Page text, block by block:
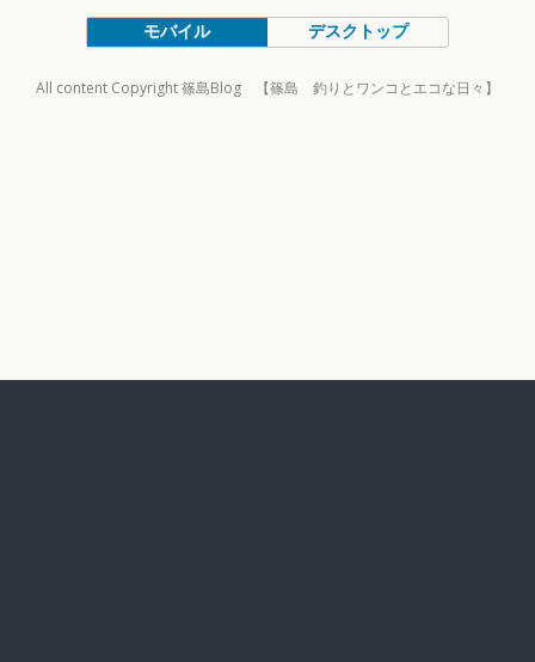
モバイル デスクトップ
All content Copyright 篠島Blog 【篠島 釣りとワンコとエコな日々】